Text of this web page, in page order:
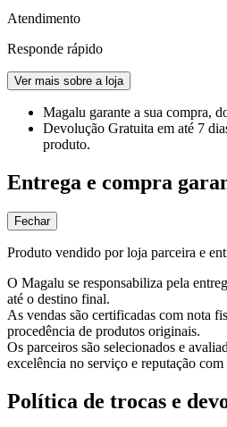
Atendimento
Responde rápido
Ver mais sobre a loja
Magalu garante a sua compra,
Devolução Gratuita em até 7
produto.
Entrega e compra
Fechar
Produto vendido por loja parceira e
O Magalu se responsabiliza pela
até o destino final.
As vendas são certificadas com nota
procedência de produtos originais.
Os parceiros são selecionados e
excelência no serviço e reputação com
Política de trocas e